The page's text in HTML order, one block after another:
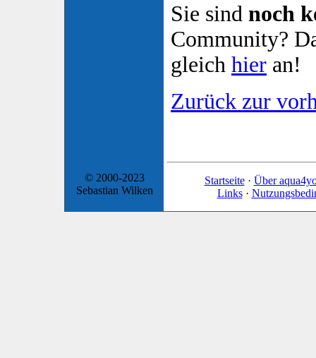
Sie sind noch
Community?
gleich hier an!
Zurück zur
© 2000-2023
Sebastian Wilken
Startseite· Über
Links·